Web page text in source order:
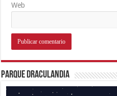
Web
Parque Draculandia